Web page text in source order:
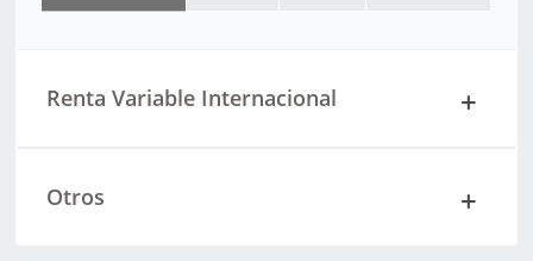
Renta Variable Internacional
Otros